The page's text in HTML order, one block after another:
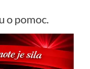
o pomoc.